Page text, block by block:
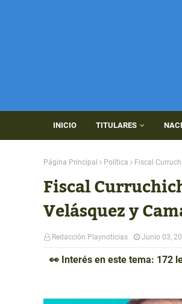
INICIO TITULARES
Página Principal Política Fiscal
Fiscal
Velásquez y
Redacción Playnoticias Junio 03,
👀 Interés en este tema: 172